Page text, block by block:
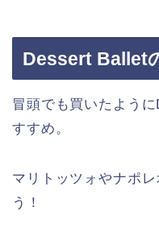
Dessert Ballet
冒頭でも買いたよう
すすめ。
マリトッツォやナポ
う！